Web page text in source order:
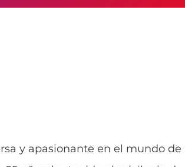
y apasionante en el mundo de